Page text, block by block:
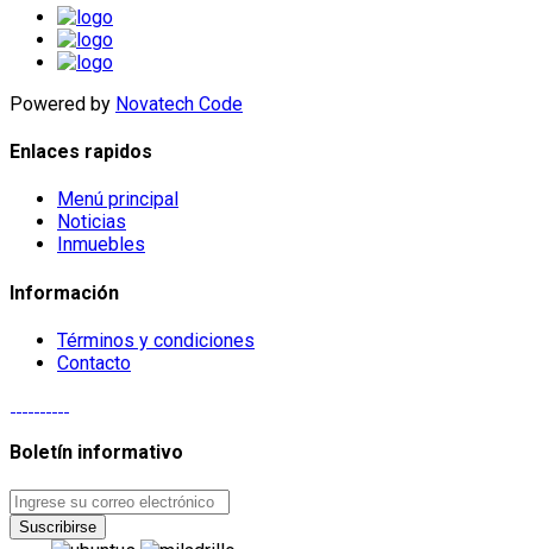
Powered by Novatech Code
Enlaces rapidos
Menú principal
Noticias
Inmuebles
Información
Términos y condiciones
Contacto
Boletín informativo
Suscribirse